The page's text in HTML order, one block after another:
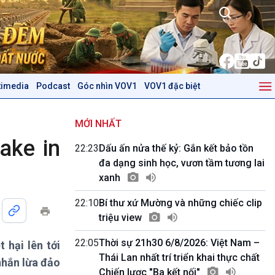
Podcast Góc nhìn VOV1 VOV1 đặc biệt
Trước giờ mở cửa
Dòng chảy Kinh tế
Tuyên chiến với gian lận
thương mại
Mùa vàng
Biển đảo Việt Nam
Tâm tình biên giới và hải
Tìm hiểu biển, đảo Việt
Nam
Podcast
Góc nhìn VOV1
Bình luận
in
hại lên tới
lừa đảo
MỚI NHẤT
22:23Dấu ấn nửa thế kỷ: Gắn kết bảo tồn
đa dạng sinh học, vươn tầm tương lai
xanh
22:10Bí thư xứ Mường và những chiếc clip
triệu view
22:05Thời sự 21h30 6/8/2026: Việt Nam –
Thái Lan nhất trí triển khai thực chất
Chiến lược "Ba kết nối"